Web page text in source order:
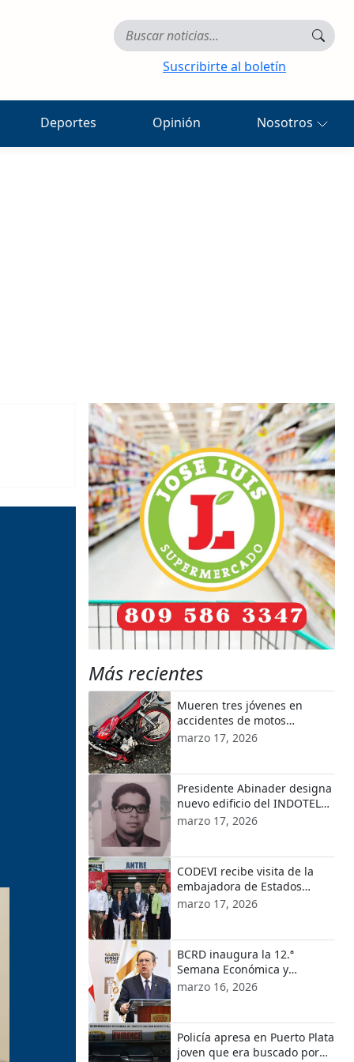
Suscribirte al boletín
Deportes Opinión Nosotros
Más recientes
Mueren tres jóvenes en
accidentes de motos
ocurridos en localidades de
marzo 17, 2026
Presidente Abinader designa
nuevo edificio del INDOTEL
con el nombre de Orlando
marzo 17, 2026
CODEVI recibe visita de la
embajadora de Estados
Unidos en República
marzo 17, 2026
BCRD inaugura la 12.ª
Semana Económica y
Financiera 2026
marzo 16, 2026
Policía apresa en Puerto Plata
joven que era buscado por